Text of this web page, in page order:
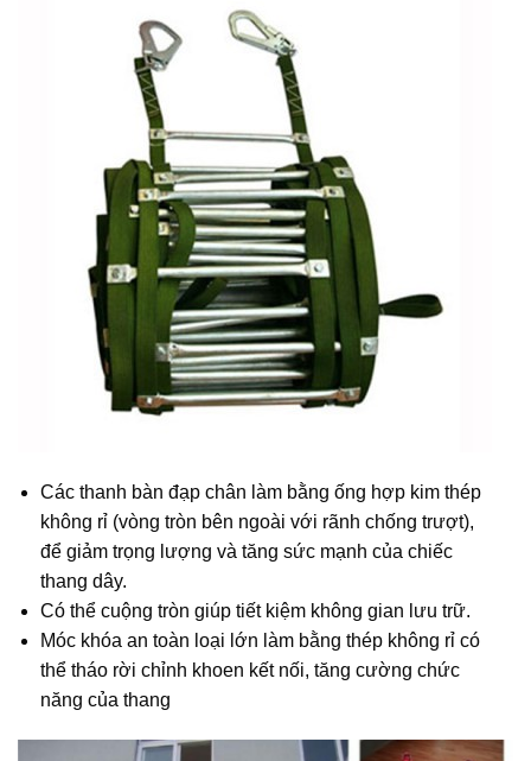
Các thanh bàn đạp chân làm bằng ống hợp kim thép
không rỉ (vòng tròn bên ngoài với rãnh chống trượt),
để giảm trọng lượng và tăng sức mạnh của chiếc
thang dây.
Có thể cuộng tròn giúp tiết kiệm không gian lưu trữ.
Móc khóa an toàn loại lớn làm bằng thép không rỉ có
thể tháo rời chỉnh khoen kết nối, tăng cường chức
năng của thang